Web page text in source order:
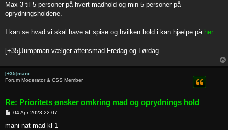
Max 3 til 5 personer på hvert madhold og min 5 personer på
oprydningsholdene.
I kan se hvad vi skal have at spise og hvilken hold i kan hjælpe på her
[+35]Jumpman vælger aftensmad Fredag og Lørdag.
[+35]mani
Forum Moderator & CSS Member
Re: Prioritets ønsker omkring mad og oprydnings hold
P
s
04 Apr 2023 22:07
mani nat mad kl 1